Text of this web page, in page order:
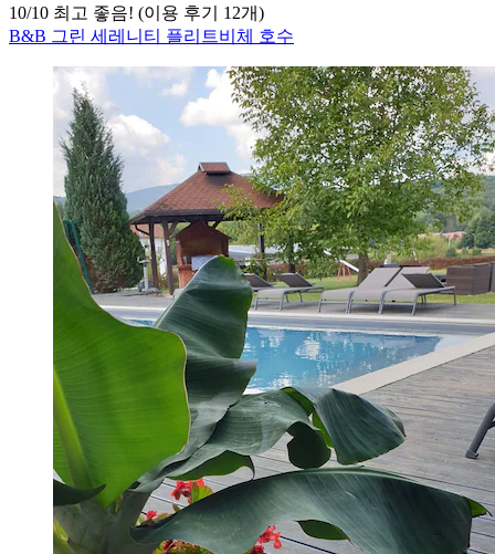
10/10 최고 좋음! (이용 후기 12개)
B&B 그린 세레니티 플리트비체 호수